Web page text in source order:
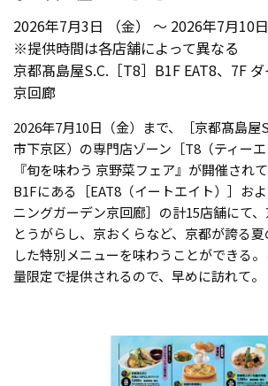
2026年7月3日 （金） ～ 2026年7月10日
※提供時間は各店舗によって異なる
京都髙島屋S.C.［T8］B1F EAT8、7F
京回廊
2026年7月10日（金）まで、［京都髙島屋
市下京区）の専門店ゾーン［T8（ティーエ
『旬を味わう 京野菜フェア』が開催され
B1Fにある［EAT8（イートエイト）］お
ニングガーデン京回廊］の計15店舗にて
とうがらし、京おくらなど、京都が誇る
した特別メニューを味わうことができる
量限定で提供されるので、早めに訪れて。